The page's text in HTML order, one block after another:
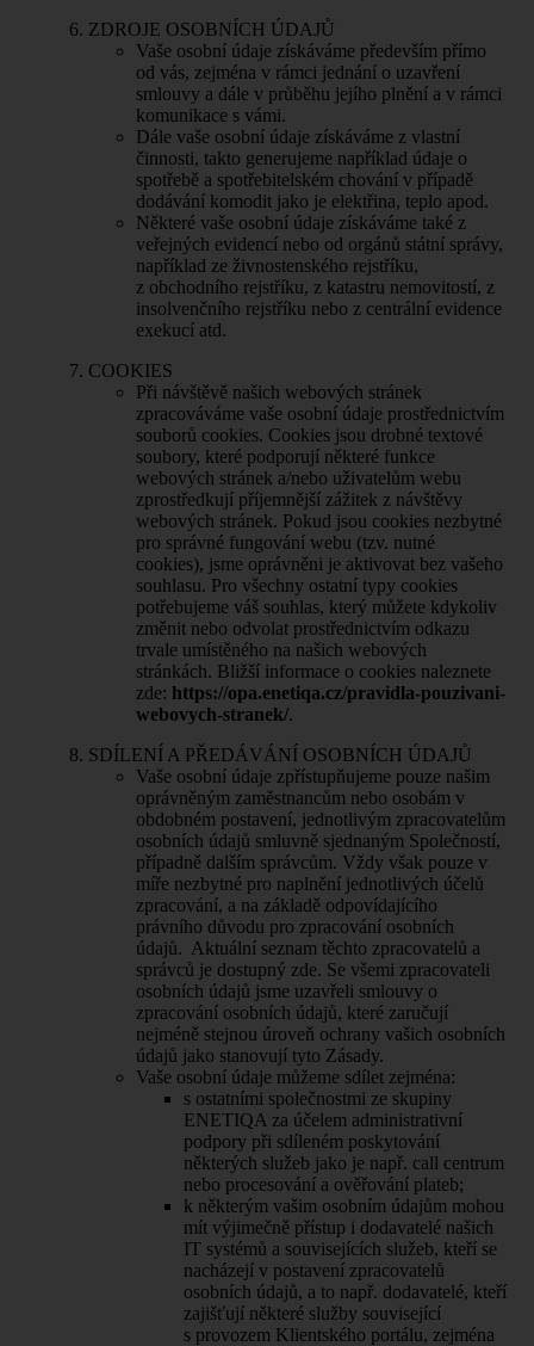
ZDROJE OSOBNÍCH ÚDAJŮ
Vaše osobní údaje získáváme především přímo
od vás, zejména v rámci jednání o uzavření
smlouvy a dále v průběhu jejího plnění a v rámci
komunikace s vámi.
Dále vaše osobní údaje získáváme z vlastní
činnosti, takto generujeme například údaje o
spotřebě a spotřebitelském chování v případě
dodávání komodit jako je elektřina, teplo apod.
Některé vaše osobní údaje získáváme také z
veřejných evidencí nebo od orgánů státní správy,
například ze živnostenského rejstříku,
z obchodního rejstříku, z katastru nemovitostí, z
insolvenčního rejstříku nebo z centrální evidence
exekucí atd.
COOKIES
Při návštěvě našich webových stránek
zpracováváme vaše osobní údaje prostřednictvím
souborů cookies. Cookies jsou drobné textové
soubory, které podporují některé funkce
webových stránek a/nebo uživatelům webu
zprostředkují příjemnější zážitek z návštěvy
webových stránek. Pokud jsou cookies nezbytné
pro správné fungování webu (tzv. nutné
cookies), jsme oprávněni je aktivovat bez vašeho
souhlasu. Pro všechny ostatní typy cookies
potřebujeme váš souhlas, který můžete kdykoliv
změnit nebo odvolat prostřednictvím odkazu
trvale umístěného na našich webových
stránkách. Bližší informace o cookies naleznete
zde: https://opa.enetiqa.cz/pravidla-pouzivani-
webovych-stranek/.
SDÍLENÍ A PŘEDÁVÁNÍ OSOBNÍCH ÚDAJŮ
Vaše osobní údaje zpřístupňujeme pouze našim
oprávněným zaměstnancům nebo osobám v
obdobném postavení, jednotlivým zpracovatelům
osobních údajů smluvně sjednaným Společností,
případně dalším správcům. Vždy však pouze v
míře nezbytné pro naplnění jednotlivých účelů
zpracování, a na základě odpovídajícího
právního důvodu pro zpracování osobních
údajů. Aktuální seznam těchto zpracovatelů a
správců je dostupný zde. Se všemi zpracovateli
osobních údajů jsme uzavřeli smlouvy o
zpracování osobních údajů, které zaručují
nejméně stejnou úroveň ochrany vašich osobních
údajů jako stanovují tyto Zásady.
Vaše osobní údaje můžeme sdílet zejména:
s ostatními společnostmi ze skupiny
ENETIQA za účelem administrativní
podpory při sdíleném poskytování
některých služeb jako je např. call centrum
nebo procesování a ověřování plateb;
k některým vašim osobním údajům mohou
mít výjimečně přístup i dodavatelé našich
IT systémů a souvisejících služeb, kteří se
nacházejí v postavení zpracovatelů
osobních údajů, a to např. dodavatelé, kteří
zajišťují některé služby související
s provozem Klientského portálu, zejména